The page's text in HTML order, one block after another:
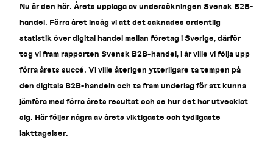
Nu är den här. Årets upplaga av undersökningen Svensk B2B-
handel. Förra året insåg vi att det saknades ordentlig
statistik över digital handel mellan företag i Sverige, därför
tog vi fram rapporten Svensk B2B-handel, i år ville vi följa upp
förra årets succé. Vi ville återigen ytterligare ta tempen på
den digitala B2B-handeln och ta fram underlag för att kunna
jämföra med förra årets resultat och se hur det har utvecklat
sig. Här följer några av årets viktigaste och tydligaste
iakttagelser.